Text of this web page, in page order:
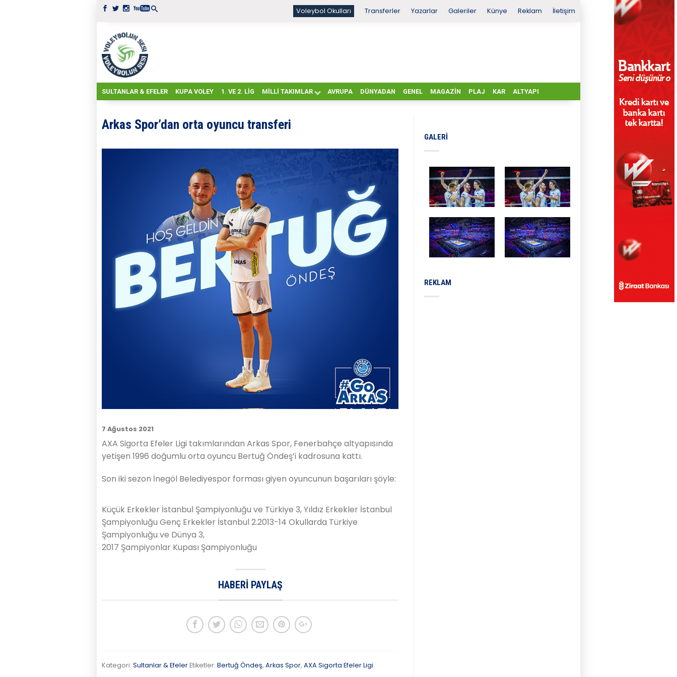
Voleybol Okulları Transferler Yazarlar Galeriler Künye Reklam İletişim
SULTANLAR & EFELER KUPA VOLEY 1. VE 2. LIG MILLI TAKIMLAR AVRUPA DÜNYADAN GENEL MAGAZIN PLAJ KAR ALTYAPI
Arkas Spor’dan orta oyuncu transferi
7 Ağustos 2021
AXA Sigorta Efeler Ligi takımlarından Arkas Spor, Fenerbahçe altyapısında
yetişen 1996 doğumlu orta oyuncu Bertuğ Öndeş’i kadrosuna kattı.
Son iki sezon İnegöl Belediyespor forması giyen oyuncunun başarıları şöyle:
Küçük Erkekler İstanbul Şampiyonluğu ve Türkiye 3, Yıldız Erkekler İstanbul
Şampiyonluğu Genç Erkekler İstanbul 2.2013-14 Okullarda Türkiye
Şampiyonluğu ve Dünya 3,
2017 Şampiyonlar Kupası Şampiyonluğu
HABERI PAYLAŞ
Kategori: Sultanlar & EfelerEtiketler: Bertuğ Öndeş, Arkas Spor, AXA Sigorta Efeler Ligi.
GALERI
REKLAM